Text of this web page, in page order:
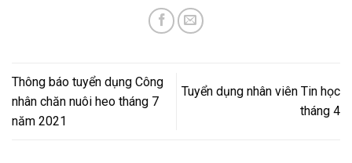
Thông báo tuyển dụng Công
nhân chăn nuôi heo tháng 7
năm 2021
Tuyển dụng nhân viên Tin học
tháng 4